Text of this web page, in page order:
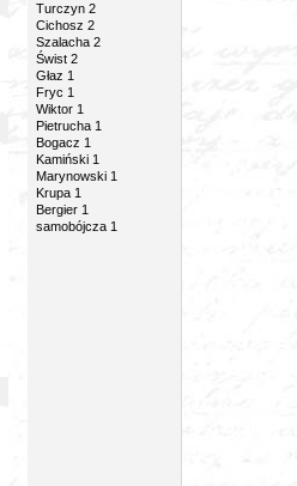
Turczyn 2
Cichosz 2
Szalacha 2
Świst 2
Głaz 1
Fryc 1
Wiktor 1
Pietrucha 1
Bogacz 1
Kamiński 1
Marynowski 1
Krupa 1
Bergier 1
samobójcza 1